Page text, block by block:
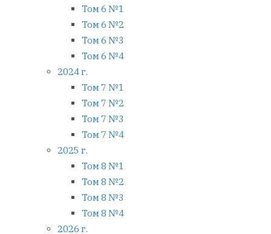
Том 6 №1
Том 6 №2
Том 6 №3
Том 6 №4
2024 г.
Том 7 №1
Том 7 №2
Том 7 №3
Том 7 №4
2025 г.
Том 8 №1
Том 8 №2
Том 8 №3
Том 8 №4
2026 г.